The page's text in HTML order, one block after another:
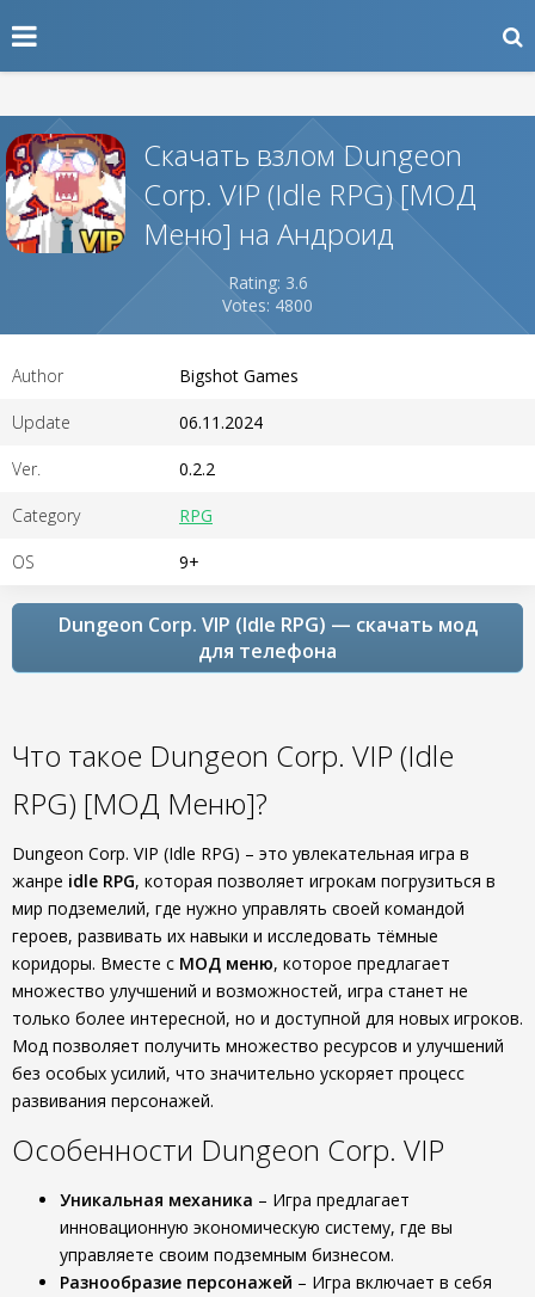
Скачать взлом Dungeon
Corp. VIP (Idle RPG) [МОД
Меню] на Андроид
Rating: 3.6
Votes: 4800
Author Bigshot Games
Update 06.11.2024
Ver. 0.2.2
Category RPG
OS 9+
Dungeon Corp. VIP (Idle RPG) — скачать мод
для телефона
Что такое Dungeon Corp. VIP (Idle
RPG) [МОД Меню]?
Dungeon Corp. VIP (Idle RPG) – это увлекательная игра в
жанре idle RPG, которая позволяет игрокам погрузиться в
мир подземелий, где нужно управлять своей командой
героев, развивать их навыки и исследовать тёмные
коридоры. Вместе с МОД меню, которое предлагает
множество улучшений и возможностей, игра станет не
только более интересной, но и доступной для новых игроков.
Мод позволяет получить множество ресурсов и улучшений
без особых усилий, что значительно ускоряет процесс
развивания персонажей.
Особенности Dungeon Corp. VIP
Уникальная механика – Игра предлагает
инновационную экономическую систему, где вы
управляете своим подземным бизнесом.
Разнообразие персонажей – Игра включает в себя